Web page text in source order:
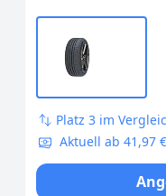
Platz 3 im
Aktuell ab 41,97 €